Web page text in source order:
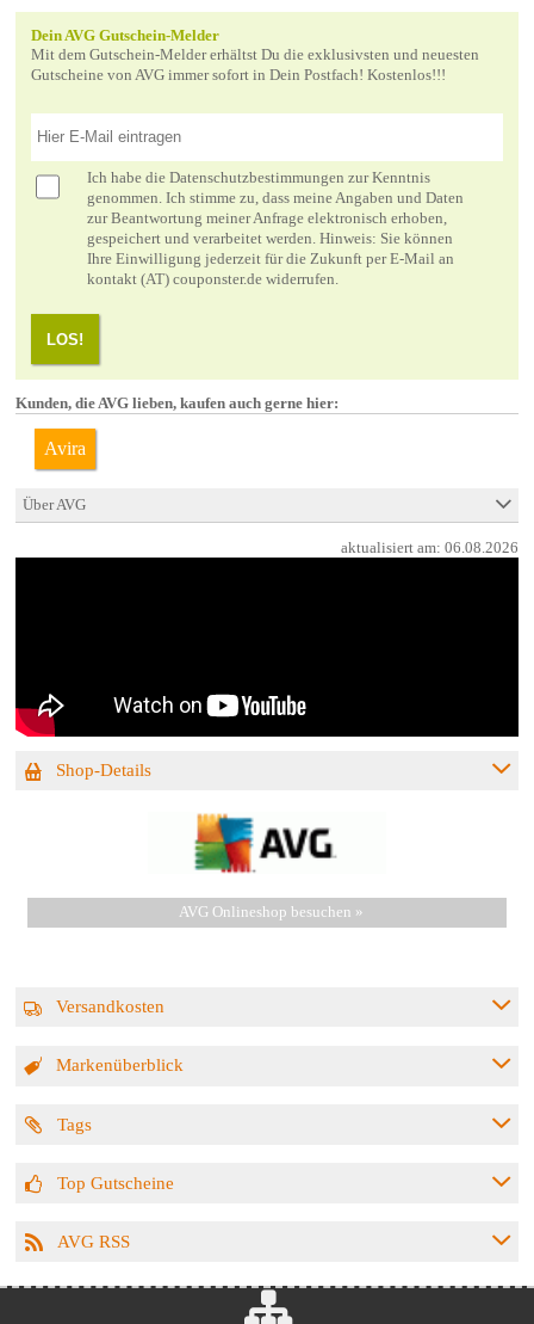
Dein AVG Gutschein-Melder
Mit dem Gutschein-Melder erhältst Du die exklusivsten und neuesten
Gutscheine von AVG immer sofort in Dein Postfach! Kostenlos!!!
Ich habe die Datenschutzbestimmungen zur Kenntnis
genommen. Ich stimme zu, dass meine Angaben und Daten
zur Beantwortung meiner Anfrage elektronisch erhoben,
gespeichert und verarbeitet werden. Hinweis: Sie können
Ihre Einwilligung jederzeit für die Zukunft per E-Mail an
kontakt (AT) couponster.de widerrufen.
LOS!
Kunden, die AVG lieben, kaufen auch gerne hier:
Avira
Über AVG
aktualisiert am:06.08.2026
Shop-Details
AVG Onlineshop besuchen »
Versandkosten
Markenüberblick
Tags
Top Gutscheine
AVG RSS